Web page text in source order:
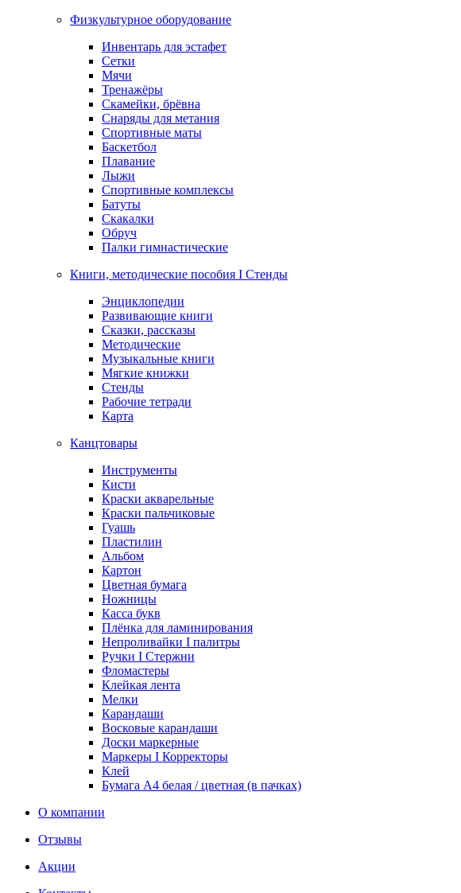
Физкультурное оборудование
Инвентарь для эстафет
Сетки
Мячи
Тренажёры
Скамейки, брёвна
Снаряды для метания
Спортивные маты
Баскетбол
Плавание
Лыжи
Спортивные комплексы
Батуты
Скакалки
Обруч
Палки гимнастические
Книги, методические пособия I Стенды
Энциклопедии
Развивающие книги
Сказки, рассказы
Методические
Музыкальные книги
Мягкие книжки
Стенды
Рабочие тетради
Карта
Канцтовары
Инструменты
Кисти
Краски акварельные
Краски пальчиковые
Гуашь
Пластилин
Альбом
Картон
Цветная бумага
Ножницы
Касса букв
Плёнка для ламинирования
Непроливайки I палитры
Ручки I Стержни
Фломастеры
Клейкая лента
Мелки
Карандаши
Восковые карандаши
Доски маркерные
Маркеры I Корректоры
Клей
Бумага А4 белая / цветная (в пачках)
О компании
Отзывы
Акции